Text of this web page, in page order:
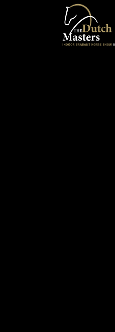
Terug naar hoofdinhoud